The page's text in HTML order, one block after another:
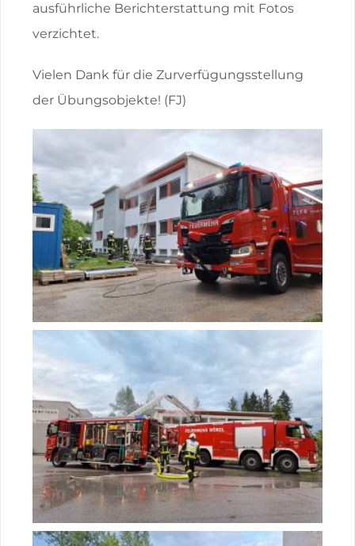
ausführliche Berichterstattung mit Fotos
verzichtet.
Vielen Dank für die Zurverfügungsstellung
der Übungsobjekte! (FJ)